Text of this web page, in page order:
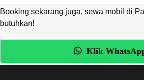
Booking sekarang juga, sewa mobil di
butuhkan!
Klik